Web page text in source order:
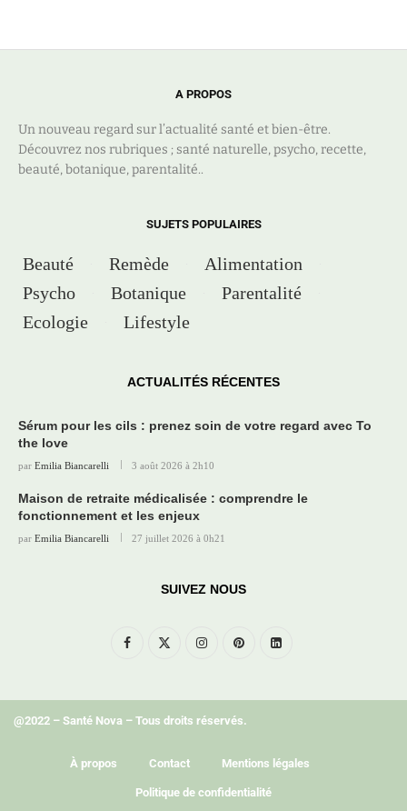
A PROPOS
Un nouveau regard sur l’actualité santé et bien-être.
Découvrez nos rubriques ; santé naturelle, psycho, recette,
beauté, botanique, parentalité..
SUJETS POPULAIRES
Beauté Remède
Alimentation
Psycho
Botanique
Parentalité
Ecologie
Lifestyle
ACTUALITÉS RÉCENTES
Sérum pour les cils : prenez soin de votre regard avec To
the love
par Emilia Biancarelli 3 août 2026 à 2h10
Maison de retraite médicalisée : comprendre le
fonctionnement et les enjeux
par Emilia Biancarelli 27 juillet 2026 à 0h21
SUIVEZ NOUS
@2022 – Santé Nova – Tous droits réservés.
À propos Contact Mentions légales
Politique de confidentialité